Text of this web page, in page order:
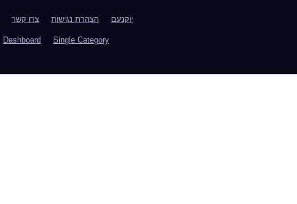
יוקנעם הצהרת נגישות צרו קשר
Single Category
Dashboard